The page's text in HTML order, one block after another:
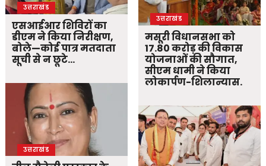
उत्तराखंड
एसआईआर शिविरों का
डीएम ने किया निरीक्षण,
बोले—कोई पात्र मतदाता
सूची से न छूटे…
उत्तराखंड
उत्तराखंड
मसूरी विधानसभा को
17.80 करोड़ की विकास
योजनाओं की सौगात,
सीएम धामी ने किया
लोकार्पण-शिलान्यास.